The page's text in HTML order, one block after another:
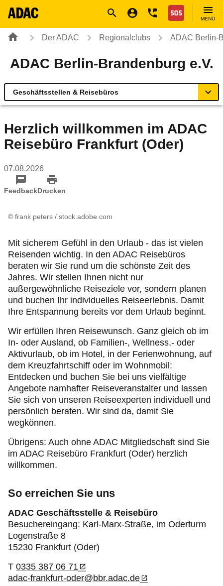
Nothilfe
MENÜ
Der ADAC Regionalclubs ADAC Berlin-
ADAC Berlin-Brandenburg e.V.
Geschäftsstellen & Reisebüros
Geschäftsstellen & Reisebüros
Rund ums Fahrzeug
Ihr ADAC Berlin-Brandenburg
Herzlich willkommen im ADAC
Reisebüro Frankfurt (Oder)
07.08.2026
FeedbackDrucken
© frank peters / stock.adobe.com
Mit sicherem Gefühl in den Urlaub - das ist vielen
Reisenden wichtig. In den ADAC Reisebüros
beraten wir Sie rund um die schönste Zeit des
Jahres. Wir stellen Ihnen nicht nur
außergewöhnliche Reiseziele vor, sondern planen
und buchen Ihr individuelles Reiseerlebnis. Damit
Ihre Entspannung bereits vor dem Urlaub beginnt.
Wir erfüllen Ihren Reisewunsch. Ganz gleich ob im
In- oder Ausland, ob Familien-, Wellness,- oder
Aktivurlaub, ob im Hotel, in der Ferienwohnung, auf
dem Kreuzfahrtschiff oder im Wohnmobil:
Entdecken und buchen Sie bei uns vielfältige
Angebote namhafter Reiseveranstalter und lassen
Sie sich von unseren Reiseexperten individuell und
persönlich beraten. Wir sind da, damit Sie
wegkönnen.
Übrigens: Auch ohne ADAC Mitgliedschaft sind Sie
im ADAC Reisebüro Frankfurt (Oder) herzlich
willkommen.
So erreichen Sie uns
ADAC Geschäftsstelle & Reisebüro
Besuchereingang: Karl-Marx-Straße, im Oderturm
Logenstraße 8
15230 Frankfurt (Oder)
T 0335 387 06 71
adac-frankfurt-oder@bbr.adac.de